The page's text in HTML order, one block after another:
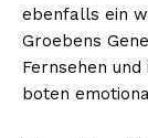
ebenfalls ein
Groebens
Fernsehen
boten